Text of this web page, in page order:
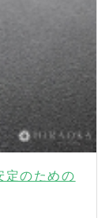
定のための